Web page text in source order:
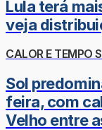
Lula terá
veja
CALOR E TEMPO
Sol
feira, com
Velho entre